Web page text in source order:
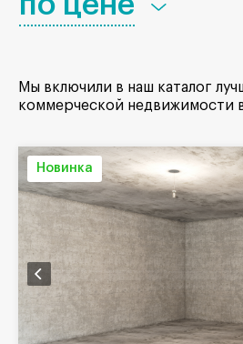
Мы включили в наш каталог
коммерческой недвижимости
Новинка